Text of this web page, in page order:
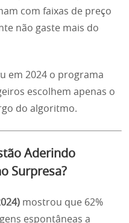
com faixas de preço
não gaste mais do
em 2024 o programa
escolhem apenas o
do algoritmo.
Aderindo
Surpresa?
mostrou que 62%
espontâneas a